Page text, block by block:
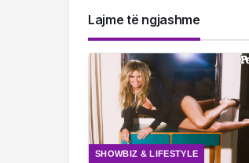
Lajme të ngjashme
SHOWBIZ & LIFESTYLE